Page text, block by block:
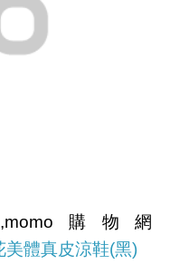
購物網
美體真皮涼鞋(黑)